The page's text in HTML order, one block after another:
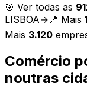
🎯 Ver todas as
LISBOA→ 📍 Mais
Mais 3.120
Comércio
noutras